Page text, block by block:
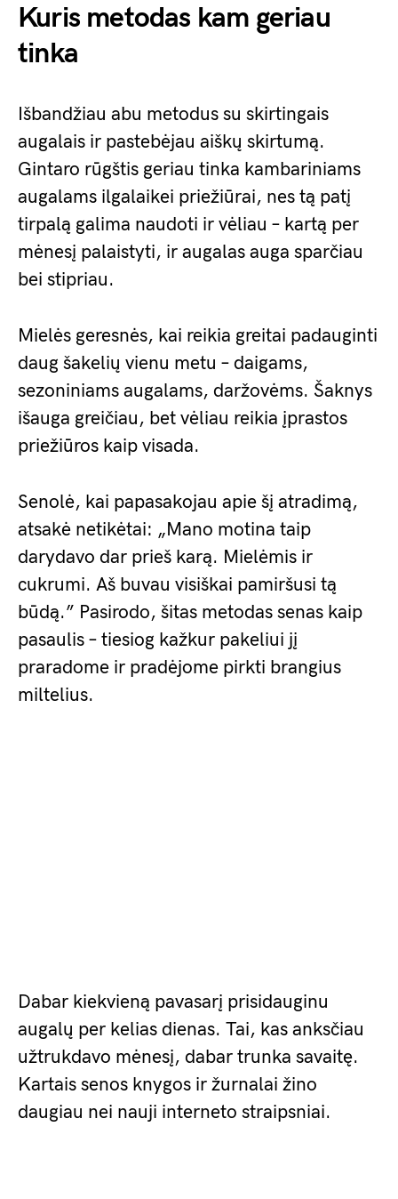
Kuris metodas kam geriau
tinka
Išbandžiau abu metodus su skirtingais
augalais ir pastebėjau aiškų skirtumą.
Gintaro rūgštis geriau tinka kambariniams
augalams ilgalaikei priežiūrai, nes tą patį
tirpalą galima naudoti ir vėliau – kartą per
mėnesį palaistyti, ir augalas auga sparčiau
bei stipriau.
Mielės geresnės, kai reikia greitai padauginti
daug šakelių vienu metu – daigams,
sezoniniams augalams, daržovėms. Šaknys
išauga greičiau, bet vėliau reikia įprastos
priežiūros kaip visada.
Senolė, kai papasakojau apie šį atradimą,
atsakė netikėtai: „Mano motina taip
darydavo dar prieš karą. Mielėmis ir
cukrumi. Aš buvau visiškai pamiršusi tą
būdą.” Pasirodo, šitas metodas senas kaip
pasaulis – tiesiog kažkur pakeliui jį
praradome ir pradėjome pirkti brangius
miltelius.
Dabar kiekvieną pavasarį prisidauginu
augalų per kelias dienas. Tai, kas anksčiau
užtrukdavo mėnesį, dabar trunka savaitę.
Kartais senos knygos ir žurnalai žino
daugiau nei nauji interneto straipsniai.